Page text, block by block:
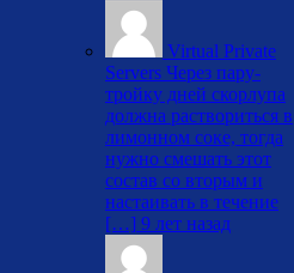
Virtual Private
Servers Через пару-
тройку дней скорлупа
должна раствориться в
лимонном соке, тогда
нужно смешать этот
состав со вторым и
настаивать в течение
[…] 9 лет назад